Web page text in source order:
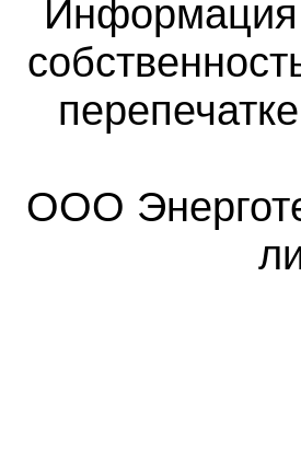
Информация
ООО